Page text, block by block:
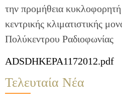
την προμήθεια κυκλοφορητή
κεντρικής κλιματιστικής
Πολύκεντρου Ραδιοφωνίας
ADSDHKEPA1172012.pdf
Τελευταία Νέα